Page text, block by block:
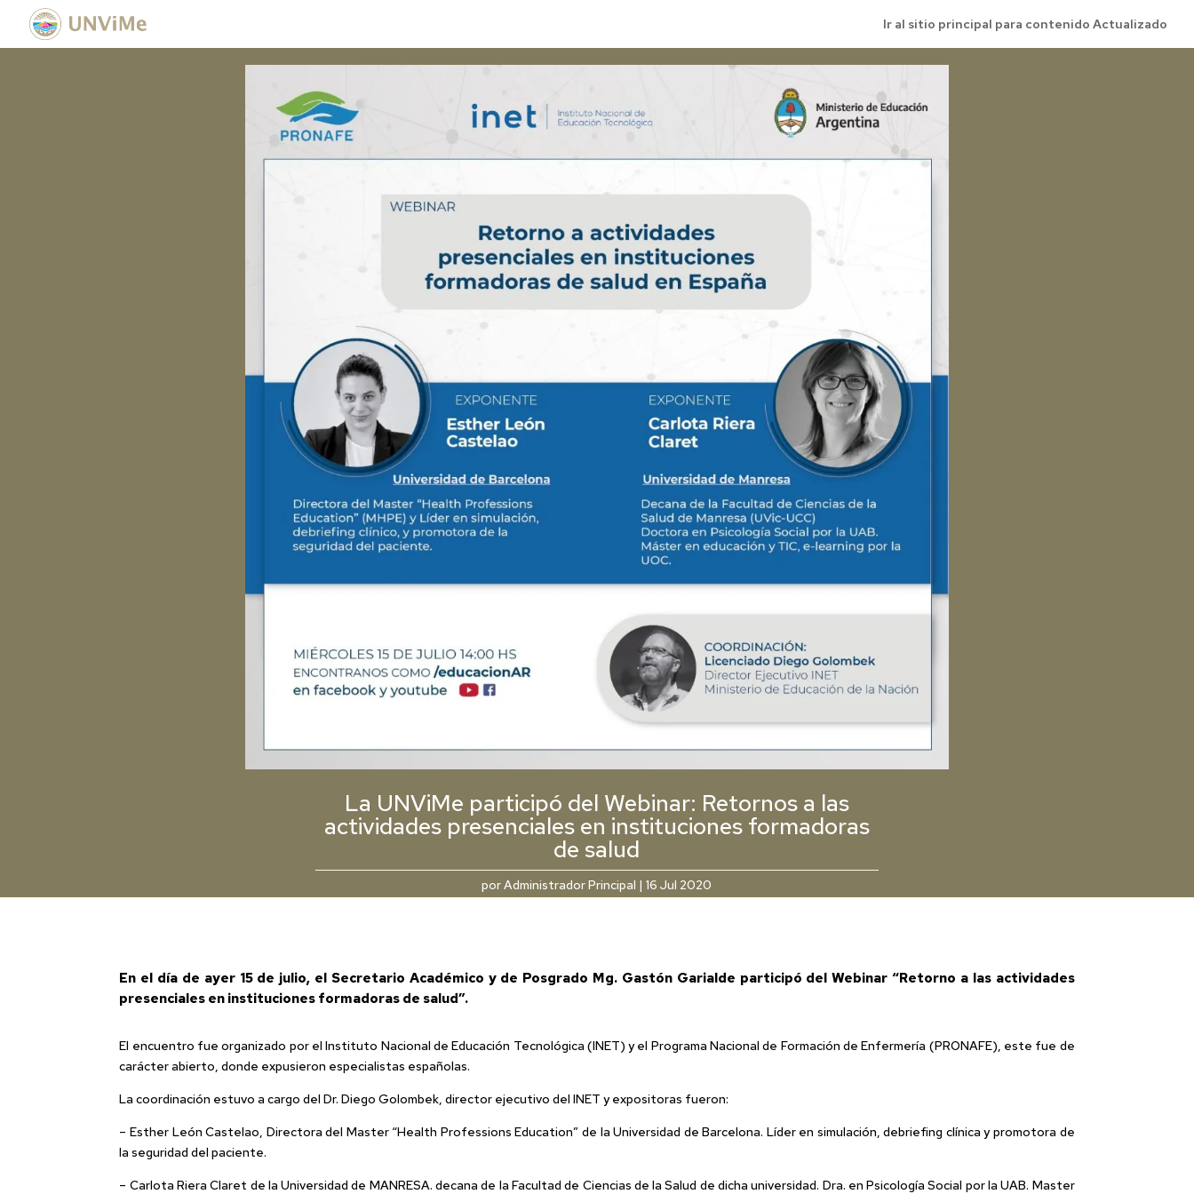
Ir al sitio principal para contenido Actualizado
La UNViMe participó del Webinar: Retornos a las
actividades presenciales en instituciones formadoras
de salud
porAdministrador Principal |16 Jul 2020
En el día de ayer 15 de julio, el Secretario Académico y de Posgrado Mg. Gastón Garialde participó del Webinar “Retorno a las actividades
presenciales en instituciones formadoras de salud”.
El encuentro fue organizado por el Instituto Nacional de Educación Tecnológica (INET) y el Programa Nacional de Formación de Enfermería (PRONAFE), este fue de
carácter abierto, donde expusieron especialistas españolas.
La coordinación estuvo a cargo del Dr. Diego Golombek, director ejecutivo del INET y expositoras fueron:
– Esther León Castelao, Directora del Master “Health Professions Education” de la Universidad de Barcelona. Líder en simulación, debriefing clínica y promotora de
la seguridad del paciente.
– Carlota Riera Claret de la Universidad de MANRESA. decana de la Facultad de Ciencias de la Salud de dicha universidad. Dra. en Psicología Social por la UAB. Master